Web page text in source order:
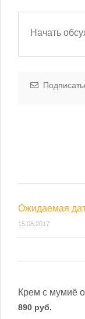
Ожидаемая
15.08.2017
Крем с мумиё
890 руб.